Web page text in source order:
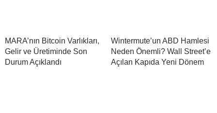
MARA’nın Bitcoin Varlıkları,
Gelir ve Üretiminde Son
Durum Açıklandı
Wintermute’un ABD Hamlesi
Neden Önemli? Wall Street’e
Açılan Kapıda Yeni Dönem